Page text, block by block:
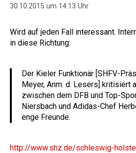
30.10.2015 um 14:13 Uhr
Wird auf jeden Fall interessant.
in diese Richtung:
Der Kieler Funktionär [SHFV-
Meyer, Anm. d. Lesers] kritisiert
zwischen dem DFB und Top-
Niersbach und Adidas-Chef
enge Freunde.
http://www.shz.de/schleswig-